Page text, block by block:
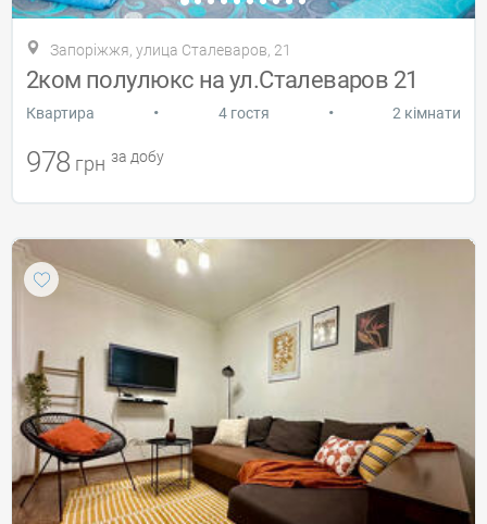
Запоріжжя, улица Сталеваров, 21
2ком полулюкс на ул.Сталеваров 21
Квартира • 4 гостя • 2 кімнати
978 грн за добу